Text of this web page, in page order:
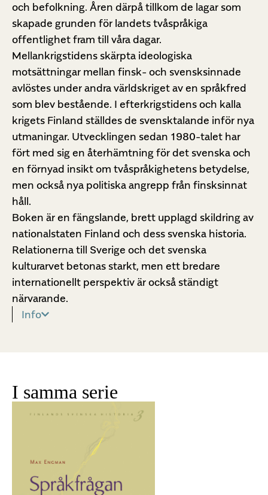
och befolkning. Åren därpå tillkom de lagar som
skapade grunden för landets tvåspråkiga
offentlighet fram till våra dagar.
Mellankrigstidens skärpta ideologiska
motsättningar mellan finsk- och svensksinnade
avlöstes under andra världskriget av en språkfred
som blev bestående. I efterkrigstidens och kalla
krigets Finland ställdes de svensktalande inför nya
utmaningar. Utvecklingen sedan 1980-talet har
fört med sig en återhämtning för det svenska och
en förnyad insikt om tvåspråkighetens betydelse,
men också nya politiska angrepp från finsksinnat
håll.
Boken är en fängslande, brett upplagd skildring av
nationalstaten Finland och dess svenska historia.
Relationerna till Sverige och det svenska
kulturarvet betonas starkt, men ett bredare
internationellt perspektiv är också ständigt
närvarande.
Info
I samma serie